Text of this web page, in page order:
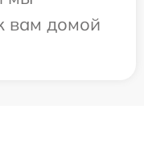
вам домой